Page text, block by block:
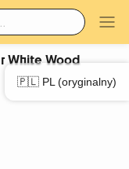
🇵🇱 PL (oryginalny)
White Wood